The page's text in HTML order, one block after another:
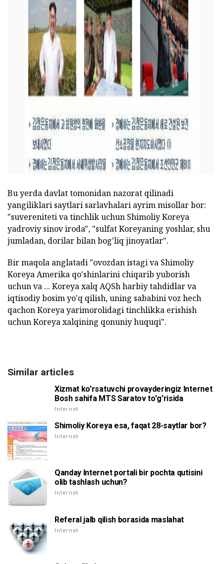
ad
Bu yerda davlat tomonidan nazorat qilinadi
yangiliklari saytlari sarlavhalari ayrim misollar bor:
"suvereniteti va tinchlik uchun Shimoliy Koreya
yadroviy sinov iroda", "sulfat Koreyaning yoshlar, shu
jumladan, dorilar bilan bog'liq jinoyatlar".
Bir maqola anglatadi "ovozdan istagi va Shimoliy
Koreya Amerika qo'shinlarini chiqarib yuborish
uchun va ... Koreya xalq AQSh harbiy tahdidlar va
iqtisodiy bosim yo'q qilish, uning sababini voz hech
qachon Koreya yarimorolidagi tinchlikka erishish
uchun Koreya xalqining qonuniy huquqi".
Similar articles
Xizmat ko'rsatuvchi provayderingiz Internet
Bosh sahifa MTS Saratov to'g'risida
Internet
Shimoliy Koreya esa, faqat 28-saytlar bor?
Internet
Qanday Internet portali bir pochta qutisini
olib tashlash uchun?
Internet
Referal jalb qilish borasida maslahat
Internet